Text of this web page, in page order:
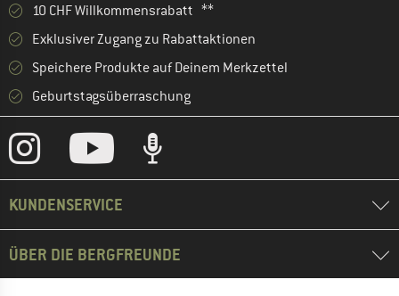
10 CHF Willkommensrabatt **
Exklusiver Zugang zu Rabattaktionen
Speichere Produkte auf Deinem Merkzettel
Geburtstagsüberraschung
KUNDENSERVICE
ÜBER DIE BERGFREUNDE